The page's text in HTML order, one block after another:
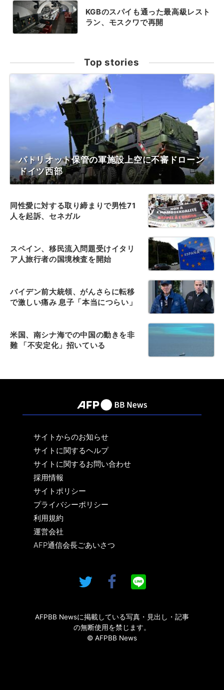
KGBのスパイも通った最高級レスト
ラン、モスクワで再開
Top stories
パトリオット保管の軍施設上空に不審ドローン
ドイツ西部
同性愛に対する取り締まりで男性71
人を起訴、セネガル
スペイン、移民流入問題受けイタリ
ア人旅行者の国境検査を開始
バイデン前大統領、がんさらに転移
で激しい痛み 息子「本当につらい」
米国、南シナ海での中国の動きを非
難 「不安定化」招いている
サイトからのお知らせ
サイトに関するヘルプ
サイトに関するお問い合わせ
採用情報
サイトポリシー
プライバシーポリシー
利用規約
運営会社
AFP通信会長ごあいさつ
AFPBB Newsに掲載している写真・見出し・記事
の無断使用を禁じます。
© AFPBB News